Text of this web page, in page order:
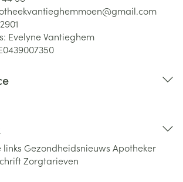
gmail.com
Evelyne Vantieghem
links Gezondheidsnieuws Apotheker
Zorgtarieven